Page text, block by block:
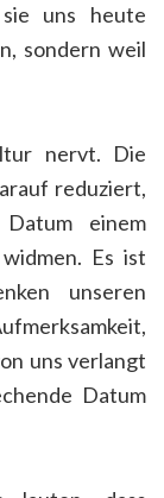
uns heute
sondern weil
nervt. Die
reduziert,
einem
Es ist
unseren
uns verlangt
Datum